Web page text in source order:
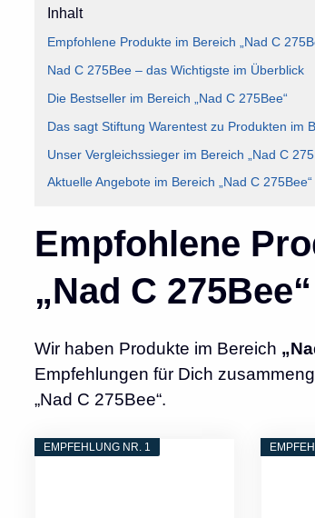
Inhalt
Empfohlene Produkte im Bereich „Nad C
Nad C 275Bee – das Wichtigste im Überblick
Die Bestseller im Bereich „Nad C 275Bee“
Das sagt Stiftung Warentest zu Produkten im
Unser Vergleichssieger im Bereich „Nad C
Aktuelle Angebote im Bereich „Nad C 275Bee“
Empfohlene
„Nad C 275Bee“
Wir haben Produkte im Bereich
Empfehlungen für Dich
„Nad C 275Bee“.
EMPFEHLUNG NR. 1